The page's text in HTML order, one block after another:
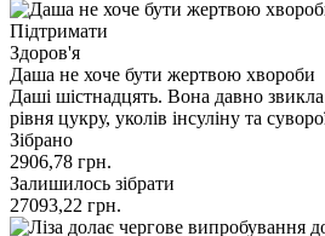
Підтримати
Здоров'я
Даша не хоче бути жертвою хвороби
Даші шістнадцять. Вона давно
рівня цукру, уколів інсуліну та
Зібрано
2906,78 грн.
Залишилось зібрати
27093,22 грн.